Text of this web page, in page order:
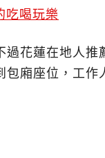
花蓮在地人推
廂座位，工